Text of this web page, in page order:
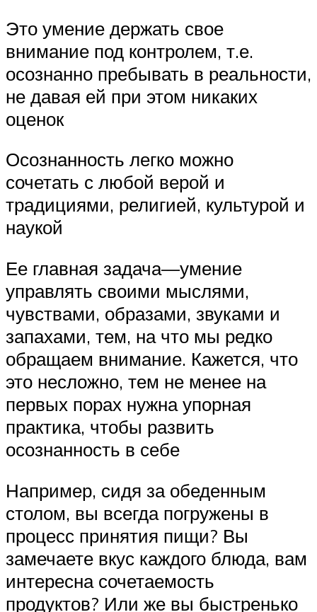
Это умение держать свое
внимание под контролем, т.е.
осознанно пребывать в реальности,
не давая ей при этом никаких
оценок
Осознанность легко можно
сочетать с любой верой и
традициями, религией, культурой и
наукой
Ее главная задача—умение
управлять своими мыслями,
чувствами, образами, звуками и
запахами, тем, на что мы редко
обращаем внимание. Кажется, что
это несложно, тем не менее на
первых порах нужна упорная
практика, чтобы развить
осознанность в себе
Например, сидя за обеденным
столом, вы всегда погружены в
процесс принятия пищи? Вы
замечаете вкус каждого блюда, вам
интересна сочетаемость
продуктов? Или же вы быстренько